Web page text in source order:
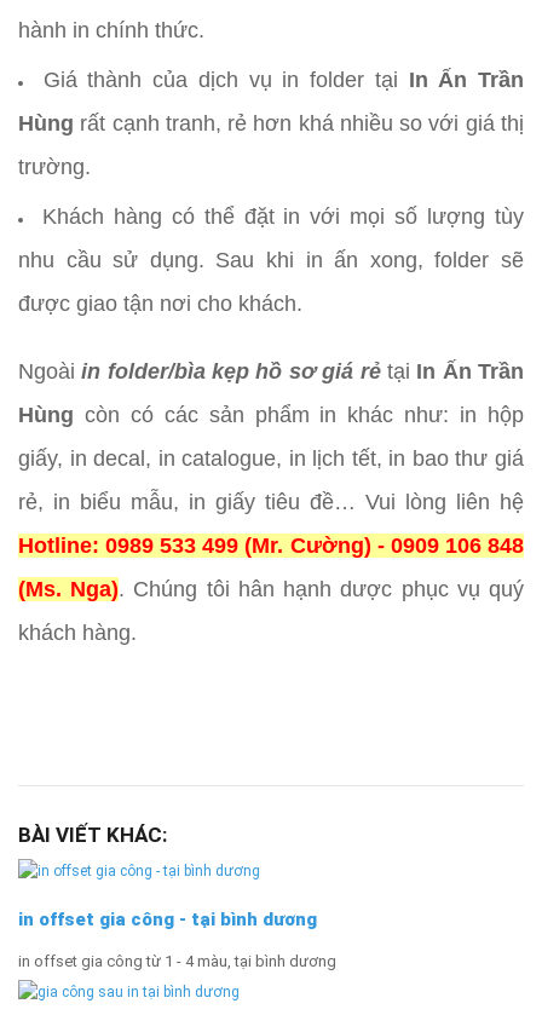
hành in chính thức.
Giá thành của dịch vụ in folder tại In Ấn Trần
Hùng rất cạnh tranh, rẻ hơn khá nhiều so với giá thị
trường.
Khách hàng có thể đặt in với mọi số lượng tùy
nhu cầu sử dụng. Sau khi in ấn xong, folder sẽ
được giao tận nơi cho khách.
Ngoàiin folder/bìa kẹp hồ sơ giá rẻtại In Ấn Trần
Hùng còn có các sản phẩm in khác như: in hộp
giấy, in decal, in catalogue, in lịch tết, in bao thư giá
rẻ, in biểu mẫu, in giấy tiêu đề… Vui lòng liên hệ
Hotline: 0989 533 499 (Mr. Cường) - 0909 106 848
(Ms. Nga). Chúng tôi hân hạnh dược phục vụ quý
khách hàng.
BÀI VIẾT KHÁC:
in offset gia công - tại bình dương
in offset gia công từ 1 - 4 màu, tại bình dương